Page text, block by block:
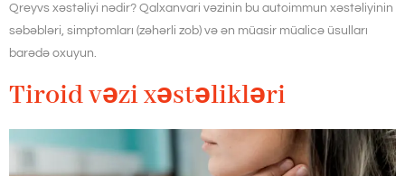
Qreyvs xəstəliyi nədir? Qalxanvari vəzinin bu autoimmun xəstəliyinin
səbəbləri, simptomları (zəhərli zob) və ən müasir müalicə üsulları
barədə oxuyun.
Tiroid vəzi xəstəlikləri